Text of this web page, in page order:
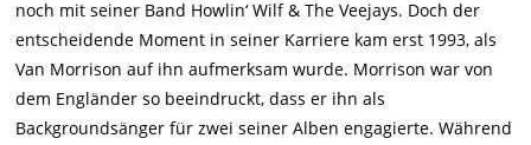
noch mit seiner Band Howlin‘ Wilf & The Veejays. Doch der
entscheidende Moment in seiner Karriere kam erst 1993, als
Van Morrison auf ihn aufmerksam wurde. Morrison war von
dem Engländer so beeindruckt, dass er ihn als
Backgroundsänger für zwei seiner Alben engagierte. Während